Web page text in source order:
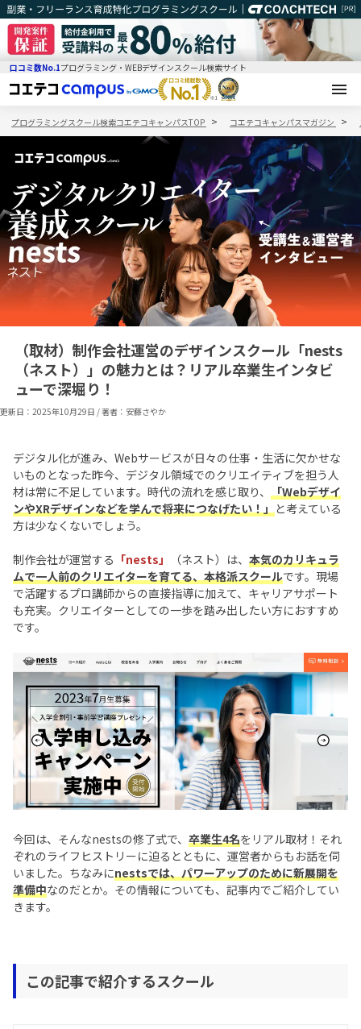
口コミ数No.1プログラミング・WEBデザインスクール検索サイト
プログラミングスクール検索コエテコキャンパスTOP コエテコキャンパスマガジン
（取材）制作会社運営のデザインスクール「nests
（ネスト）」の魅力とは？リアル卒業生インタビ
ューで深堀り！
更新日： 2025年10月29日 /著者：安藤さやか
デジタル化が進み、Webサービスが日々の仕事・生活に欠かせな
いものとなった昨今、デジタル領域でのクリエイティブを担う人
材は常に不足しています。時代の流れを感じ取り、
「Webデザイ
ンやXRデザインなどを学んで将来につなげたい！」 と考えている
方は少なくないでしょう。
制作会社が運営する 「nests」 （ネスト）は、 本気のカリキュラ
ムで一人前のクリエイターを育てる、本格派スクールです。現場
で活躍するプロ講師からの直接指導に加えて、キャリアサポート
も充実。クリエイターとしての一歩を踏み出したい方におすすめ
です。
今回は、そんなnestsの修了式で、 卒業生4名をリアル取材！それ
ぞれのライフヒストリーに迫るとともに、運営者からもお話を伺
いました。ちなみにnestsでは、パワーアップのために新展開を
準備中なのだとか。その情報についても、記事内でご紹介してい
きます。
この記事で紹介するスクール